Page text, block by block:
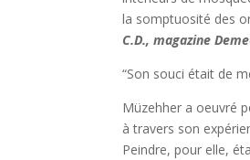
la somptuosité des
C.D., magazine
“Son souci était de
Müzehher a oeuvré
à travers son
Peindre, pour elle,